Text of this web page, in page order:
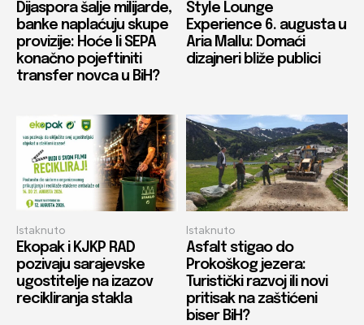
Dijaspora šalje milijarde,
banke naplaćuju skupe
provizije: Hoće li SEPA
konačno pojeftiniti
transfer novca u BiH?
Style Lounge
Experience 6. augusta u
Aria Mallu: Domaći
dizajneri bliže publici
Istaknuto
Ekopak i KJKP RAD
pozivaju sarajevske
ugostitelje na izazov
recikliranja stakla
Istaknuto
Asfalt stigao do
Prokoškog jezera:
Turistički razvoj ili novi
pritisak na zaštićeni
biser BiH?